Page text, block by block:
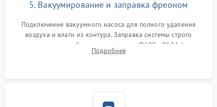
5. Вакуумирование и заправка фреоном
Подключение вакуумного насоса для полного удаления
воздуха и влаги из контура. Заправка системы строго
дозированным объемом хладагента (R600a, R134a) по
электронным весам. Контроль рабочего давления в системе.
Подробнее